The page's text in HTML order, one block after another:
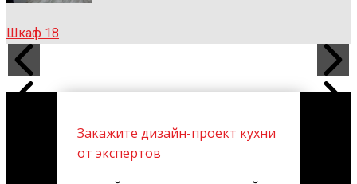
Шкаф 18
Закажите дизайн-проект кухни
от экспертов